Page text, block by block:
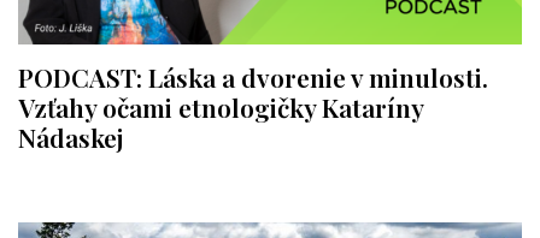
PODCAST: Láska a dvorenie v minulosti.
Vzťahy očami etnologičky Kataríny
Nádaskej